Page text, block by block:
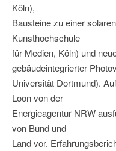
Köln),
Bausteine zu einer
Kunsthochschule
für Medien, Köln) und
gebäudeintegrierter
Universität Dortmund).
Loon von der
Energieagentur NRW
von Bund und
Land vor.